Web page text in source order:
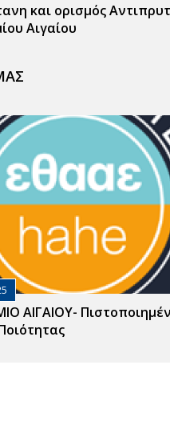
και ορισμός
Αιγαίου
ΑΙΓΑΙΟΥ-